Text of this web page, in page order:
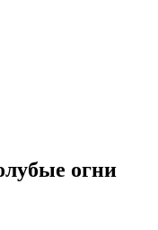
огни